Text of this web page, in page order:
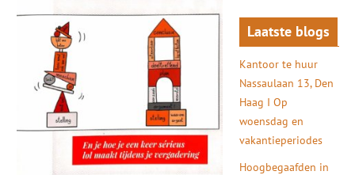
Laatste blogs
Kantoor te huur
Nassaulaan 13, Den
Haag I Op
woensdag en
vakantieperiodes
Hoogbegaafden in